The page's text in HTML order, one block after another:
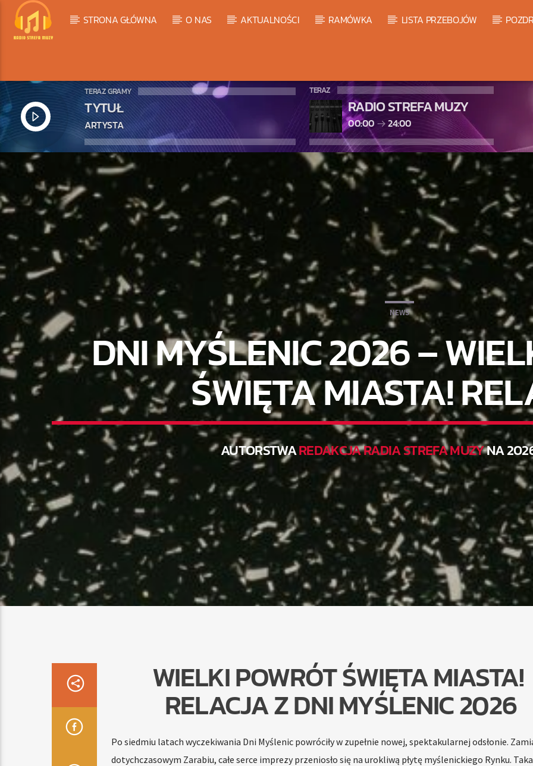
STRONA GŁÓWNA O NAS AKTUALNOŚCI RAMÓWKA LISTA PRZEBOJÓW
TERAZ GRAMY
TYTUŁ
ARTYSTA
TERAZ
RADIO STREFA MUZY
00:00 24:00
NEWS
DNI MYŚLENIC 2026 –
ŚWIĘTA MIASTA!
AUTORSTWAREDAKCJA RADIA STREFA MUZYNA
WIELKI POWRÓT ŚWIĘTA MIASTA!
RELACJA Z DNI MYŚLENIC 2026
Po siedmiu latach wyczekiwania Dni Myślenic powróciły w zupełnie nowej, spektakularnej odsłonie.
dotychczasowym Zarabiu, całe serce imprezy przeniosło się na urokliwą płytę myślenickiego Rynku.